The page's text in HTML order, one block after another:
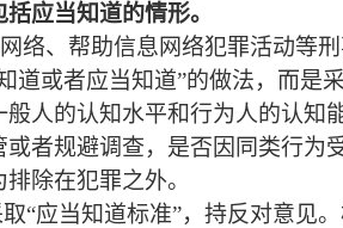
括应当知道的情形。
络、帮助信息网络犯罪活动等
道或者应当知道”的做法，而是
人的认知水平和行为人的认知
者规避调查，是否因同类行为
除在犯罪之外。
“应当知道标准”，持反对意见。